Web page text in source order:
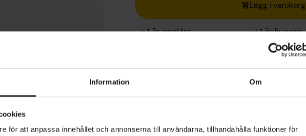
Information Om
för att anpassa innehållet och annonserna till användarna, tillhandahålla funktioner för
Lägg i varukorg
1 års öppet köp 1 års fri service
smidigt. Denna icke-smörjande låsspray passar alla
som dörrcylindrar, cykellåscylindrar och hänglåscylindrar, och ser till